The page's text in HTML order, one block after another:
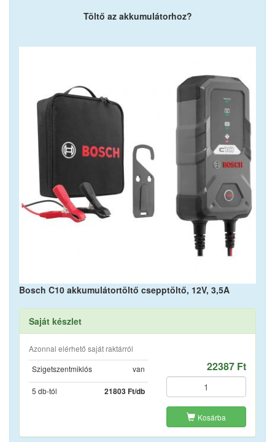
Töltő az akkumulátorhoz?
Bosch C10 akkumulátortöltő csepptöltő, 12V, 3,5A
Saját készlet
Azonnal elérhető saját raktárról
Szigetszentmiklós
van
5 db-tól 21803 Ft/db
22387 Ft
Kosárba